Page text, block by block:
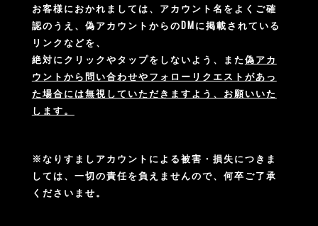
お客様におかれましては、アカウント名をよくご確
認のうえ、偽アカウントからのDMに掲載されている
リンクなどを、
絶対にクリックやタップをしないよう、また偽アカ
ウントから問い合わせやフォローリクエストがあっ
た場合には無視していただきますよう、お願いいた
します。
※なりすましアカウントによる被害・損失につきま
しては、一切の責任を負えませんので、何卒ご了承
くださいませ。